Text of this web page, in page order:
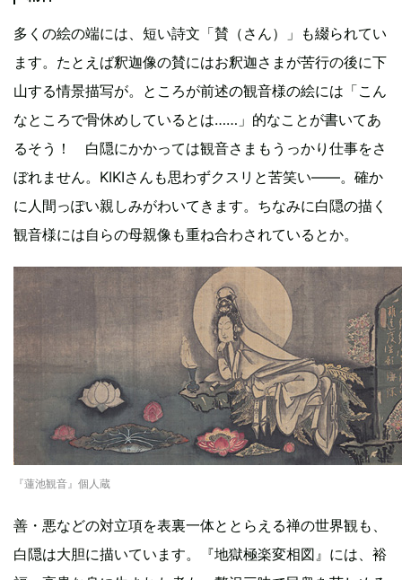
多くの絵の端には、短い詩文「賛（さん）」も綴られてい
ます。たとえば釈迦像の賛にはお釈迦さまが苦行の後に下
山する情景描写が。ところが前述の観音様の絵には「こん
なところで骨休めしているとは……」的なことが書いてあ
るそう！ 白隠にかかっては観音さまもうっかり仕事をさ
ぼれません。KIKIさんも思わずクスリと苦笑い――。確か
に人間っぽい親しみがわいてきます。ちなみに白隠の描く
観音様には自らの母親像も重ね合わされているとか。
『蓮池観音』個人蔵
善・悪などの対立項を表裏一体ととらえる禅の世界観も、
白隠は大胆に描いています。『地獄極楽変相図』には、裕